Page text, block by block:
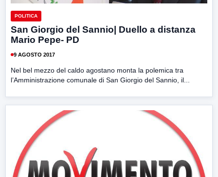
POLITICA
San Giorgio del Sannio| Duello a distanza
Mario Pepe- PD
9 AGOSTO 2017
Nel bel mezzo del caldo agostano monta la polemica tra
l’Amministrazione comunale di San Giorgio del Sannio, il...